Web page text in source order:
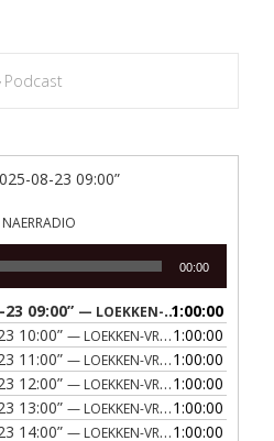
Podcast
08-23 09:00”
00:00
09:00” — LOEKKEN-VRAA NAERRADIO 1:00:00
10:00” — LOEKKEN-VRAA NAERRADIO
1:00:00
11:00” — LOEKKEN-VRAA NAERRADIO
1:00:00
12:00” — LOEKKEN-VRAA NAERRADIO
1:00:00
13:00” — LOEKKEN-VRAA NAERRADIO
1:00:00
14:00” — LOEKKEN-VRAA NAERRADIO
1:00:00